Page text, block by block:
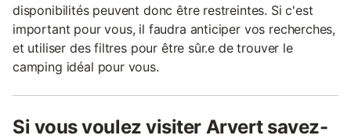
disponibilités peuvent donc être restreintes. Si c'est
important pour vous, il faudra anticiper vos recherches,
et utiliser des filtres pour être sûr.e de trouver le
camping idéal pour vous.
Si vous voulez visiter Arvert savez-